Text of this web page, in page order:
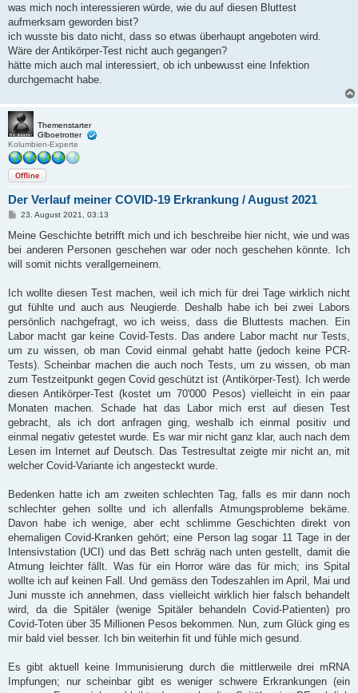
was mich noch interessieren würde, wie du auf diesen Bluttest
aufmerksam geworden bist?
ich wusste bis dato nicht, dass so etwas überhaupt angeboten wird.
Wäre der Antikörper-Test nicht auch gegangen?
hätte mich auch mal interessiert, ob ich unbewusst eine Infektion
durchgemacht habe.
Themenstarter
Glboetrotter
Kolumbien-Experte
Offline
Der Verlauf meiner COVID-19 Erkrankung / August 2021
B
i
r
a
23. August 2021, 03:13
Meine Geschichte betrifft mich und ich beschreibe hier nicht, wie und was
bei anderen Personen geschehen war oder noch geschehen könnte. Ich
will somit nichts verallgemeinern.
Ich wollte diesen Test machen, weil ich mich für drei Tage wirklich nicht
gut fühlte und auch aus Neugierde. Deshalb habe ich bei zwei Labors
persönlich nachgefragt, wo ich weiss, dass die Bluttests machen. Ein
Labor macht gar keine Covid-Tests. Das andere Labor macht nur Tests,
um zu wissen, ob man Covid einmal gehabt hatte (jedoch keine PCR-
Tests). Scheinbar machen die auch noch Tests, um zu wissen, ob man
zum Testzeitpunkt gegen Covid geschützt ist (Antikörper-Test). Ich werde
diesen Antikörper-Test (kostet um 70'000 Pesos) vielleicht in ein paar
Monaten machen. Schade hat das Labor mich erst auf diesen Test
gebracht, als ich dort anfragen ging, weshalb ich einmal positiv und
einmal negativ getestet wurde. Es war mir nicht ganz klar, auch nach dem
Lesen im Internet auf Deutsch. Das Testresultat zeigte mir nicht an, mit
welcher Covid-Variante ich angesteckt wurde.
Bedenken hatte ich am zweiten schlechten Tag, falls es mir dann noch
schlechter gehen sollte und ich allenfalls Atmungsprobleme bekäme.
Davon habe ich wenige, aber echt schlimme Geschichten direkt von
ehemaligen Covid-Kranken gehört; eine Person lag sogar 11 Tage in der
Intensivstation (UCI) und das Bett schräg nach unten gestellt, damit die
Atmung leichter fällt. Was für ein Horror wäre das für mich; ins Spital
wollte ich auf keinen Fall. Und gemäss den Todeszahlen im April, Mai und
Juni musste ich annehmen, dass vielleicht wirklich hier falsch behandelt
wird, da die Spitäler (wenige Spitäler behandeln Covid-Patienten) pro
Covid-Toten über 35 Millionen Pesos bekommen. Nun, zum Glück ging es
mir bald viel besser. Ich bin weiterhin fit und fühle mich gesund.
Es gibt aktuell keine Immunisierung durch die mittlerweile drei mRNA
Impfungen; nur scheinbar gibt es weniger schwere Erkrankungen (ein